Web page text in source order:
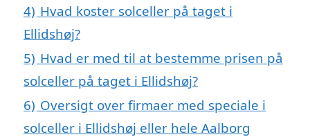
4) Hvad koster solceller på taget i
Ellidshøj?
5) Hvad er med til at bestemme prisen på
solceller på taget i Ellidshøj?
6) Oversigt over firmaer med speciale i
solceller i Ellidshøj eller hele Aalborg